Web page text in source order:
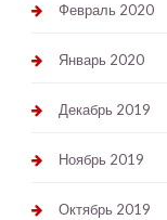
Февраль 2020
Январь 2020
Декабрь 2019
Ноябрь 2019
Октябрь 2019